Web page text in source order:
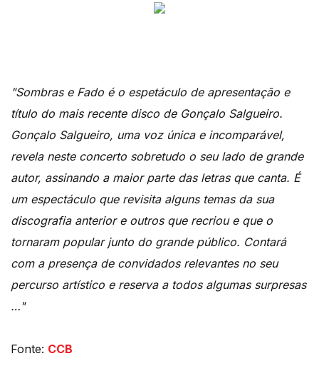
"Sombras e Fado é o espetáculo de apresentação e
título do mais recente disco de Gonçalo Salgueiro.
Gonçalo Salgueiro, uma voz única e incomparável,
revela neste concerto sobretudo o seu lado de grande
autor, assinando a maior parte das letras que canta. É
um espectáculo que revisita alguns temas da sua
discografia anterior e outros que recriou e que o
tornaram popular junto do grande público. Contará
com a presença de convidados relevantes no seu
percurso artístico e reserva a todos algumas surpresas
…"
Fonte: CCB